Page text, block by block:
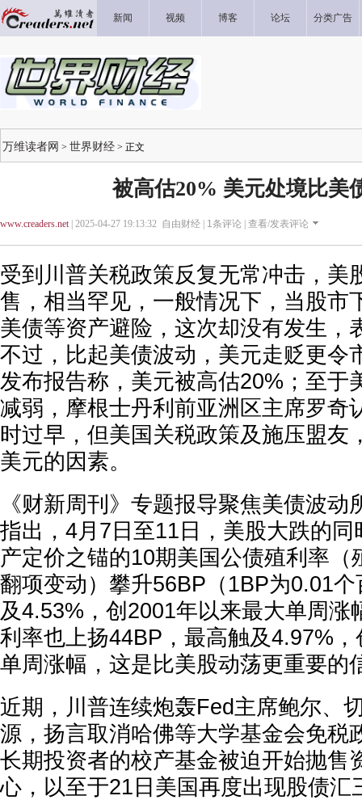
新闻 视频 博客 论坛 分类广告
万维读者网 > 世界财经 > 正文
被高估20% 美元处境比美
www.creaders.net| 2025-04-27 19:13:32 自由财经 | 1条评论 | 查看/发表评论
受到川普关税政策反复无常冲击，美
售，相当罕见，一般情况下，当股市
美债等资产避险，这次却没有发生，
不过，比起美债波动，美元走贬更令
发布报告称，美元被高估20%；至于
减弱，摩根士丹利前亚洲区主席罗奇
时过早，但美国关税政策及施压盟友
美元的因素。
《财新周刊》专题报导聚焦美债波
指出，4月7日至11日，美股大跌的
产定价之锚的10期美国公债殖利率（
翻项变动）攀升56BP（1BP为0.01
及4.53%，创2001年以来最大单周涨
利率也上扬44BP，最高触及4.97%
单周涨幅，这是比美股动荡更重要的
近期，川普连续炮轰Fed主席鲍尔、
源，扬言取消哈佛等大学基金会免税
长期投资者的校产基金被迫开始抛售
心，以至于21日美国再度出现股债汇